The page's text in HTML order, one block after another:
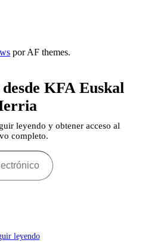
por AF themes.
KFA Euskal
leyendo y obtener acceso al
completo.
leyendo